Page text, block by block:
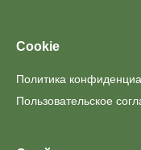
Cookie
Политика
Пользовательское